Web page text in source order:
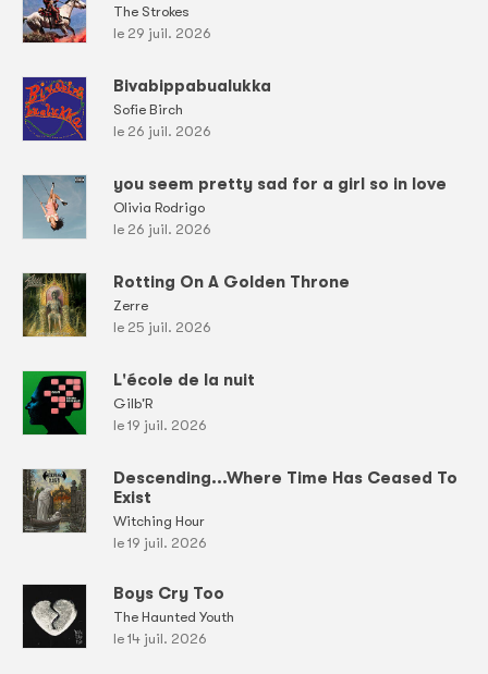
The Strokes
le 29 juil. 2026
Bivabippabualukka
Sofie Birch
le 26 juil. 2026
you seem pretty sad for a girl so in love
Olivia Rodrigo
le 26 juil. 2026
Rotting On A Golden Throne
Zerre
le 25 juil. 2026
L'école de la nuit
Gilb'R
le 19 juil. 2026
Descending...Where Time Has Ceased To
Exist
Witching Hour
le 19 juil. 2026
Boys Cry Too
The Haunted Youth
le 14 juil. 2026